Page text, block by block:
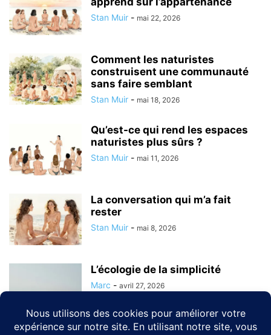
Stan Muir - mai 22, 2026
Comment les naturistes
construisent une communauté
sans faire semblant
Stan Muir - mai 18, 2026
Qu’est-ce qui rend les espaces
naturistes plus sûrs ?
Stan Muir - mai 11, 2026
La conversation qui m’a fait
rester
Stan Muir - mai 8, 2026
L’écologie de la simplicité
Marc - avril 27, 2026